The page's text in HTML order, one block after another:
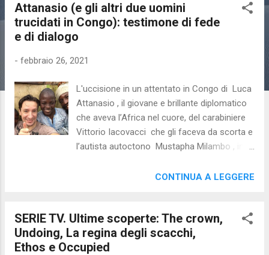
Attanasio (e gli altri due uomini
trucidati in Congo): testimone di fede
e di dialogo
- febbraio 26, 2021
L'uccisione in un attentato in Congo di Luca
Attanasio , il giovane e brillante diplomatico
che aveva l’Africa nel cuore, del carabiniere
Vittorio Iacovacci che gli faceva da scorta e
l’autista autoctono Mustapha Milambo , in
orrore e scalpore. Nel funerale di Stato il
Vittorio e Mustapha – ha continuato il
porporato – sono stati strappati da questo
mondo dagli artigli di una violenza stupida e
CONTINUA A LEGGERE
SERIE TV. Ultime scoperte: The crown,
Undoing, La regina degli scacchi,
Ethos e Occupied